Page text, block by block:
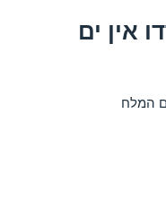
אין ים
המלח